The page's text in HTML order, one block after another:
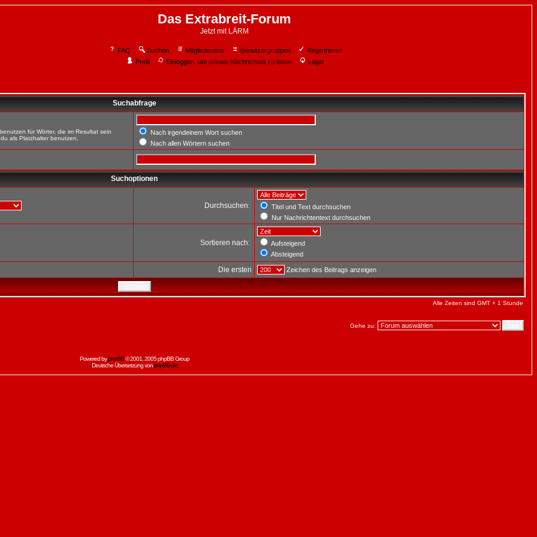
Das Extrabreit-Forum
Jetzt mit LÄRM
FAQ Suchen Mitgliederliste Benutzergruppen
Registrieren
Profil
Einloggen, um private Nachrichten zu lesen Login
Suchabfrage
für Wörter, die im Resultat sein
als Platzhalter benutzen.
Nach irgendeinem Wort suchen
Nach allen Wörtern suchen
Suchoptionen
Durchsuchen:
Titel und Text durchsuchen
Nur Nachrichtentext durchsuchen
Sortieren nach:
Aufsteigend
Absteigend
Die ersten Zeichen des Beitrags anzeigen
Alle Zeiten sind GMT + 1 Stunde
Gehe zu:
Powered byphpBB© 2001, 2005 phpBB Group
Deutsche Übersetzung vonphpBB.de